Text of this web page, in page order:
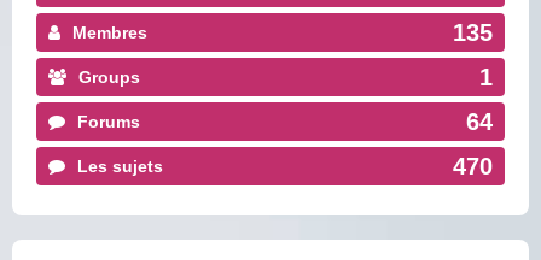
Membres 135
Groups 1
Forums 64
Les sujets 470